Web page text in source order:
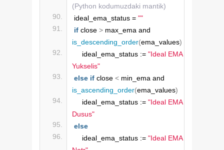
(Python kodumuzdaki mantik)
ideal_ema_status = ""
if close >
is_descending_order(ema_values)
    ideal_ema_status :=
"Ideal EMA
Yukselis"
else if close <
is_ascending_order(ema_values)
    ideal_ema_status :=
"Ideal EMA
Dusus"
else
    ideal_ema_status :=
"Ideal EMA